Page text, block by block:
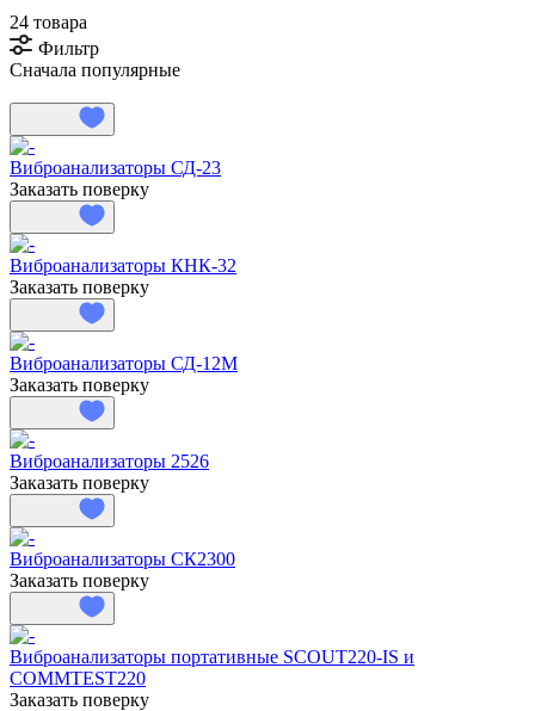
24 товара
Фильтр
Сначала популярные
Виброанализаторы СД-23
Заказать поверку
Виброанализаторы КНК-32
Заказать поверку
Виброанализаторы СД-12М
Заказать поверку
Виброанализаторы 2526
Заказать поверку
Виброанализаторы СК2300
Заказать поверку
Виброанализаторы портативные SCOUT220-IS и
COMMTEST220
Заказать поверку